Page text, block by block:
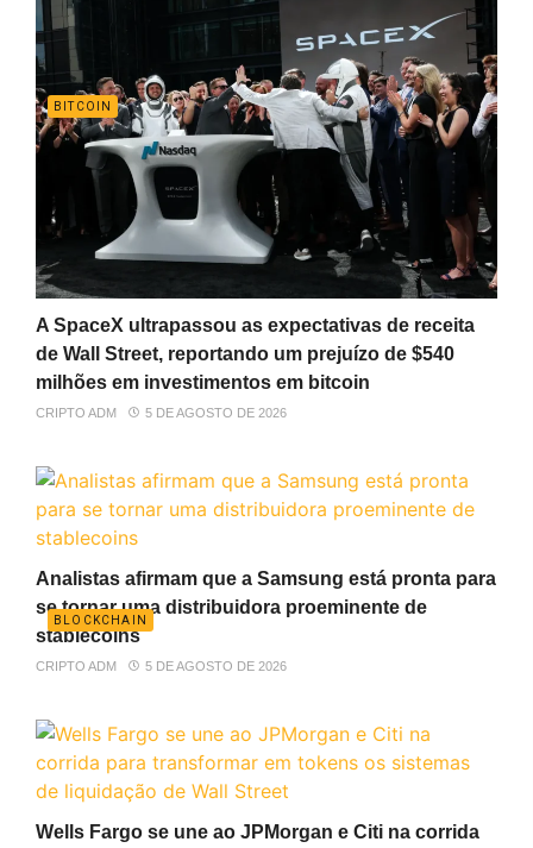
BITCOIN
A SpaceX ultrapassou as expectativas de receita
de Wall Street, reportando um prejuízo de $540
milhões em investimentos em bitcoin
CRIPTO ADM 5 DE AGOSTO DE 2026
BLOCKCHAIN
Analistas afirmam que a Samsung está pronta para
se tornar uma distribuidora proeminente de
stablecoins
CRIPTO ADM 5 DE AGOSTO DE 2026
Wells Fargo se une ao JPMorgan e Citi na corrida